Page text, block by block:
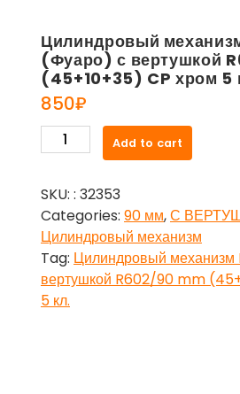
Цилиндровый
(Фуаро) с вертушкой
(45+10+35) CP хром 5
850₽
Цилиндровый
механизм
(Фуаро)
с
вертушкой
R602/90
mm
(45+10+35)
Add to cart
SKU: : 32353
Categories: 90 мм,С
Цилиндровый механизм
Tag: Цилиндровый
вертушкой R602/90 mm
5 кл.